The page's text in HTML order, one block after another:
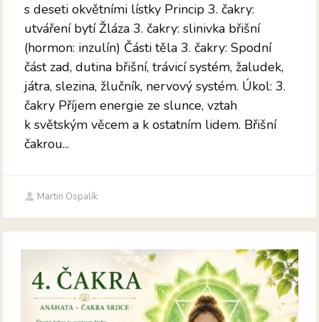
s deseti okvětními lístky Princip 3. čakry:
utváření bytí Žláza 3. čakry: slinivka břišní
(hormon: inzulín) Části těla 3. čakry: Spodní
část zad, dutina břišní, trávicí systém, žaludek,
játra, slezina, žlučník, nervový systém. Úkol: 3.
čakry Příjem energie ze slunce, vztah
k světským věcem a k ostatním lidem. Břišní
čakrou...
Martin Ospalík